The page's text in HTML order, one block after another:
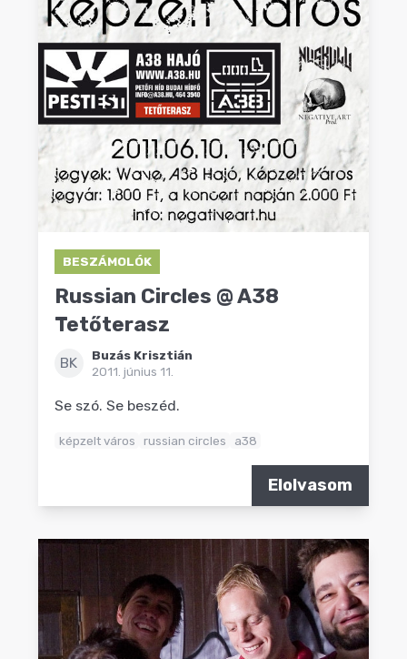
BESZÁMOLÓK
Russian Circles @ A38
Tetőterasz
BK
Buzás Krisztián
2011. június 11.
Se szó. Se beszéd.
képzelt város russian circles a38
Elolvasom